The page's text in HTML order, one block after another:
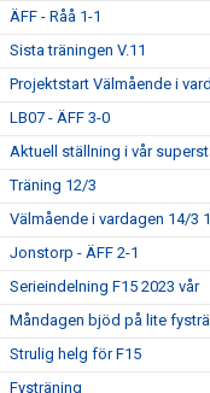
ÄFF - Råå 1-1
Sista träningen V.11
Projektstart Välmående i
LB07 - ÄFF 3-0
Aktuell ställning i vår
Träning 12/3
Välmående i vardagen 14/3
Jonstorp - ÄFF 2-1
Serieindelning F15 2023 vår
Måndagen bjöd på lite
Strulig helg för F15
Fysträning